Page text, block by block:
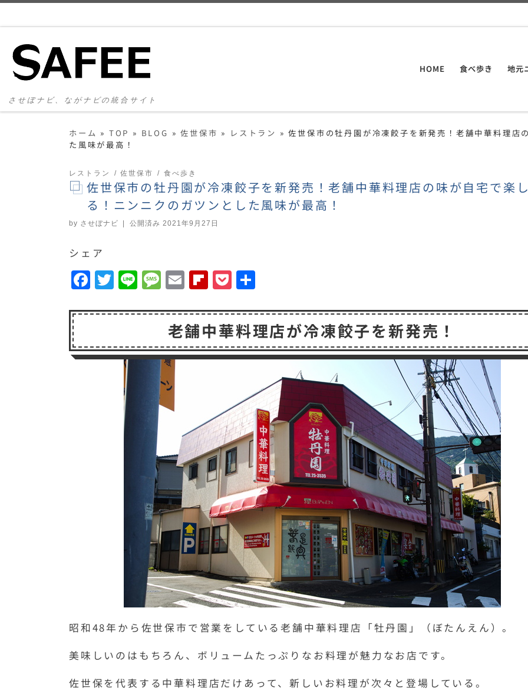
させぼナビ、ながナビの統合サイト
HOME 食べ歩き 地元
ホーム » TOP » BLOG » 佐世保市 » レストラン » 佐世保市の牡丹園が冷凍餃子を新発売！老舗中華料理店
た風味が最高！
レストラン 佐世保市 食べ歩き
佐世保市の牡丹園が冷凍餃子を新発売！老舗中華料理店の味が自宅で楽
る！ニンニクのガツンとした風味が最高！
by させぼナビ | 公開済み 2021年9月27日
シェア
F
a
c
b
T
w
it
e
Li
n
e
M
e
s
s
a
g
e
E
m
a
il
F
li
p
b
o
d
P
o
c
k
e
老舗中華料理店が冷凍餃子を新発売！
昭和48年から佐世保市で営業をしている老舗中華料理店「牡丹園」（ぼたんえん）。
美味しいのはもちろん、ボリュームたっぷりなお料理が魅力なお店です。
佐世保を代表する中華料理店だけあって、新しいお料理が次々と登場している。